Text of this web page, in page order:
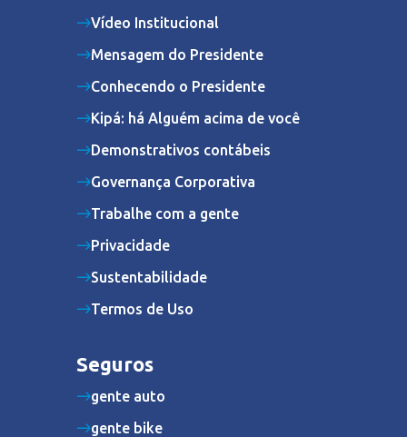
Vídeo Institucional
Mensagem do Presidente
Conhecendo o Presidente
Kipá: há Alguém acima de você
Demonstrativos contábeis
Governança Corporativa
Trabalhe com a gente
Privacidade
Sustentabilidade
Termos de Uso
Seguros
gente auto
gente bike